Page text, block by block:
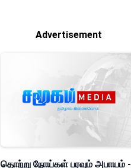
Advertisement
தொற்று நோய்கள் பரவும் அபாயம் -